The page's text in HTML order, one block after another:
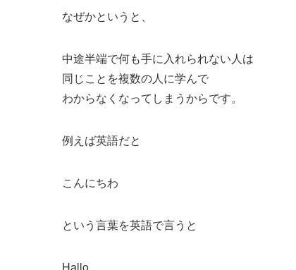
なぜかというと、
中途半端で何も手に入れられない人は
同じことを複数の人に学んで
わからなくなってしまうからです。
例えば英語だと
こんにちわ
という言葉を英語で言うと